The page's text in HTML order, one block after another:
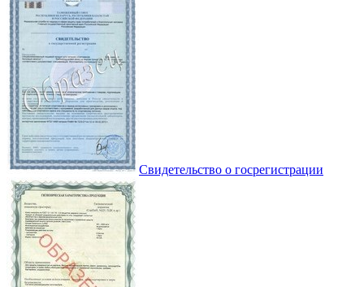
Свидетельство о госрегистрации